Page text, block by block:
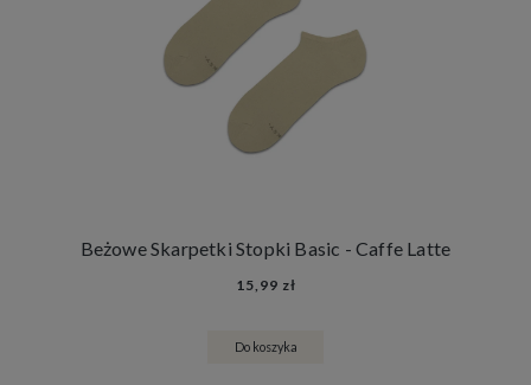
Beżowe Skarpetki Stopki Basic - Caffe Latte
15,99 zł
Do koszyka